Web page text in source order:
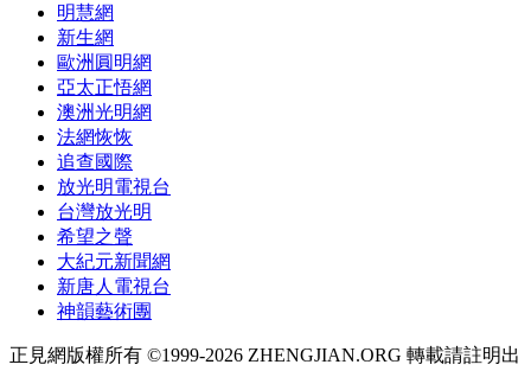
明慧網
新生網
歐洲圓明網
亞太正悟網
澳洲光明網
法網恢恢
追查國際
放光明電視台
台灣放光明
希望之聲
大紀元新聞網
新唐人電視台
神韻藝術團
正見網版權所有 ©1999-2026 ZHENGJIAN.ORG 轉載請註明出